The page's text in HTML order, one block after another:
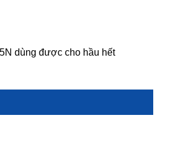
dùng được cho hầu hết